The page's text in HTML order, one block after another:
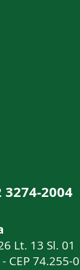
3274-2004
Lt. 13 Sl. 01
CEP 74.255-